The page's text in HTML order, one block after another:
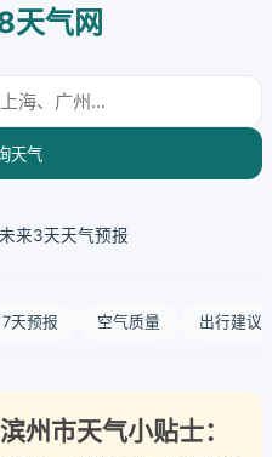
天气网
天气
来3天天气预报
7天预报 空气质量 出行建议
市天气小贴士：